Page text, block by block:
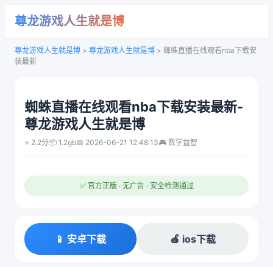
尊龙游戏人生就是博
尊龙游戏人生就是博 > 尊龙游戏人生就是博 > 蜘蛛直播在线观看nba下载安
装最新
蜘蛛直播在线观看nba下载安装最新-
尊龙游戏人生就是博
⭐ 2.2分📦 1.2gb📅 2026-06-21 12:48:13🎮 数学益智
✅ 官方正版 · 无广告 · 安全检测通过
📱 安卓下载 🍎 ios下载